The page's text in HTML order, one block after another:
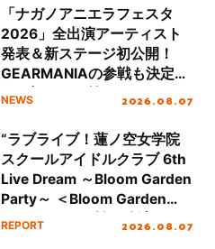
「ナガノアニエラフェスタ
2026」全出演アーティスト
発表＆新ステージ初公開！
GEARMANIAの参戦も決定
し、初となる第3ステージの
NEWS 2026.08.07
“ラブライブ！蓮ノ空女学院
スクールアイドルクラブ 6th
Live Dream ～Bloom Garden
Party～ ＜Bloom Garden
Party Stage／埼玉公演＞”
REPORT 2026.08.07